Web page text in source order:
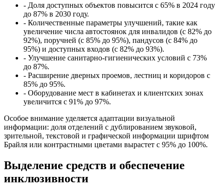
- Доля доступных объектов повысится с 65% в 2024 году
до 87% в 2030 году.
- Количественные параметры улучшений, такие как
увеличение числа автостоянок для инвалидов (с 82% до
92%), поручней (с 85% до 95%), пандусов (с 84% до
95%) и доступных входов (с 82% до 93%).
- Улучшение санитарно-гигиенических условий с 73%
до 87%.
- Расширение дверных проемов, лестниц и коридоров с
85% до 95%.
- Оборудование мест в кабинетах и клиентских зонах
увеличится с 91% до 97%.
Особое внимание уделяется адаптации визуальной
информации: доля отделений с дублированием звуковой,
зрительной, текстовой и графической информации шрифтом
Брайля или контрастными цветами вырастет с 95% до 100%.
Выделение средств и обеспечение
инклюзивности